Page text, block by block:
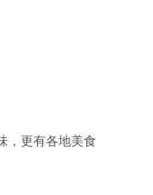
，更有各地美食